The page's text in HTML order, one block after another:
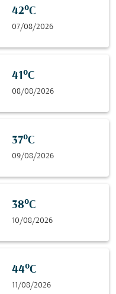
42°C
07/08/2026
41°C
08/08/2026
37°C
09/08/2026
38°C
10/08/2026
44°C
11/08/2026